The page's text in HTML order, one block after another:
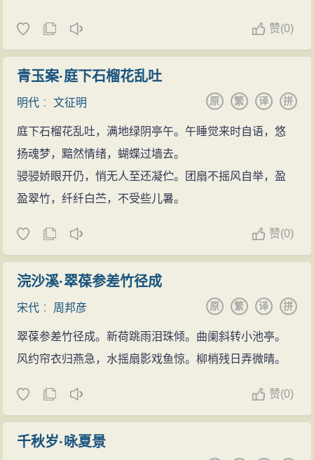
赞(0)
青玉案·庭下石榴花乱吐
明代 ：文征明 拼
译
繁
原
庭下石榴花乱吐，满地绿阴亭午。午睡觉来时自语，悠
扬魂梦，黯然情绪，蝴蝶过墙去。
骎骎娇眼开仍，悄无人至还凝伫。团扇不摇风自举，盈
盈翠竹，纤纤白苎，不受些儿暑。
赞(0)
浣沙溪·翠葆参差竹径成
宋代 ： 周邦彦 拼
译
繁
原
翠葆参差竹径成。新荷跳雨泪珠倾。曲阑斜转小池亭。
风约帘衣归燕急，水摇扇影戏鱼惊。柳梢残日弄微晴。
赞(0)
千秋岁·咏夏景